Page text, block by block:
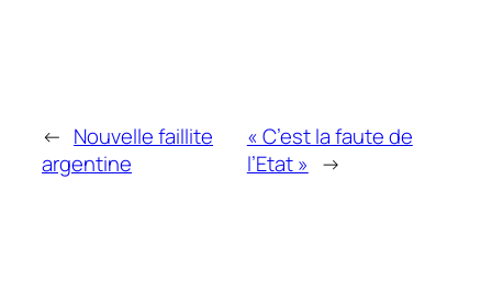
← Nouvelle faillite
argentine
« C’est la faute de
l’Etat » →